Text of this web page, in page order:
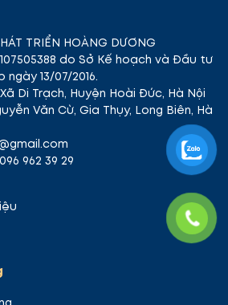
TRIỂN HOÀNG DƯƠNG
do Sở Kế hoạch và Đầu tư
13/07/2016.
Di Trạch, Huyện Hoài Đức, Hà Nội
Văn Cừ, Gia Thụy, Long Biên, Hà
962 39 29